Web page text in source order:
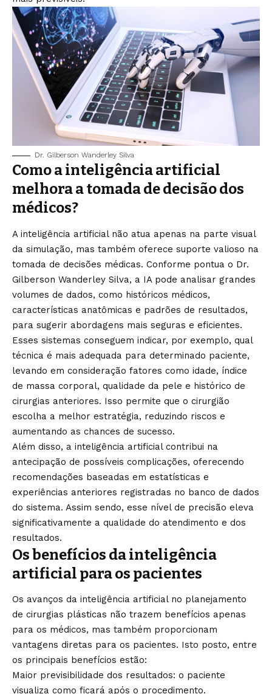
Dr. Gilberson Wanderley Silva
Como a inteligência artificial
melhora a tomada de decisão dos
médicos?
A inteligência artificial não atua apenas na parte visual
da simulação, mas também oferece suporte valioso na
tomada de decisões médicas. Conforme pontua o Dr.
Gilberson Wanderley Silva, a IA pode analisar grandes
volumes de dados, como históricos médicos,
características anatômicas e padrões de resultados,
para sugerir abordagens mais seguras e eficientes.
Esses sistemas conseguem indicar, por exemplo, qual
técnica é mais adequada para determinado paciente,
levando em consideração fatores como idade, índice
de massa corporal, qualidade da pele e histórico de
cirurgias anteriores. Isso permite que o cirurgião
escolha a melhor estratégia, reduzindo riscos e
aumentando as chances de sucesso.
Além disso, a inteligência artificial contribui na
antecipação de possíveis complicações, oferecendo
recomendações baseadas em estatísticas e
experiências anteriores registradas no banco de dados
do sistema. Assim sendo, esse nível de precisão eleva
significativamente a qualidade do atendimento e dos
resultados.
Os benefícios da inteligência
artificial para os pacientes
Os avanços da inteligência artificial no planejamento
de cirurgias plásticas não trazem benefícios apenas
para os médicos, mas também proporcionam
vantagens diretas para os pacientes. Isto posto, entre
os principais benefícios estão:
Maior previsibilidade dos resultados: o paciente
visualiza como ficará após o procedimento.